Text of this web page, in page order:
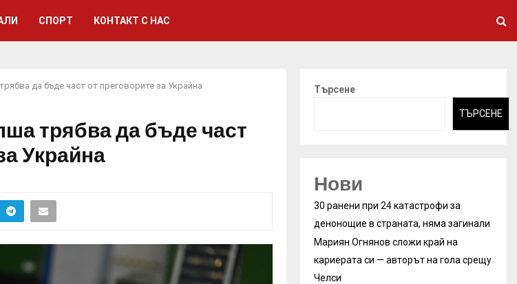
СПОРТ КОНТАКТ С НАС
да бъде част от преговорите за Украйна
трябва да бъде част
Украйна
Търсене
ТЪРСЕНЕ
Нови
30 ранени при 24 катастрофи за
денонощие в страната, няма загинали
Мариян Огнянов сложи край на
кариерата си — авторът на гола срещу
Челси